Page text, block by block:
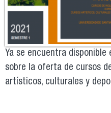
Ya se encuentra
sobre la oferta de cursos
artísticos, culturales y